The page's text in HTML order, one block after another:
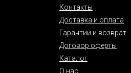
Контакты
Доставка и оплата
Гарантии и возврат
Договор оферты
Каталог
О нас